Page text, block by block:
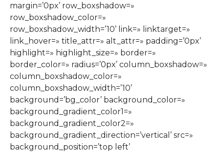
margin=’0px’ row_boxshadow=»
row_boxshadow_color=»
row_boxshadow_width=’10’ link=» linktarget=»
link_hover=» title_attr=» alt_attr=» padding=’0px’
highlight=» highlight_size=» border=»
border_color=» radius=’0px’ column_boxshadow=»
column_boxshadow_color=»
column_boxshadow_width=’10’
background=’bg_color’ background_color=»
background_gradient_color1=»
background_gradient_color2=»
background_gradient_direction=’vertical’ src=»
background_position=’top left’